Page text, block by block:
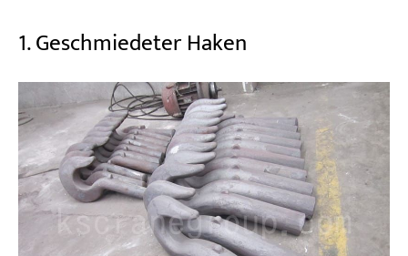
1. Geschmiedeter Haken